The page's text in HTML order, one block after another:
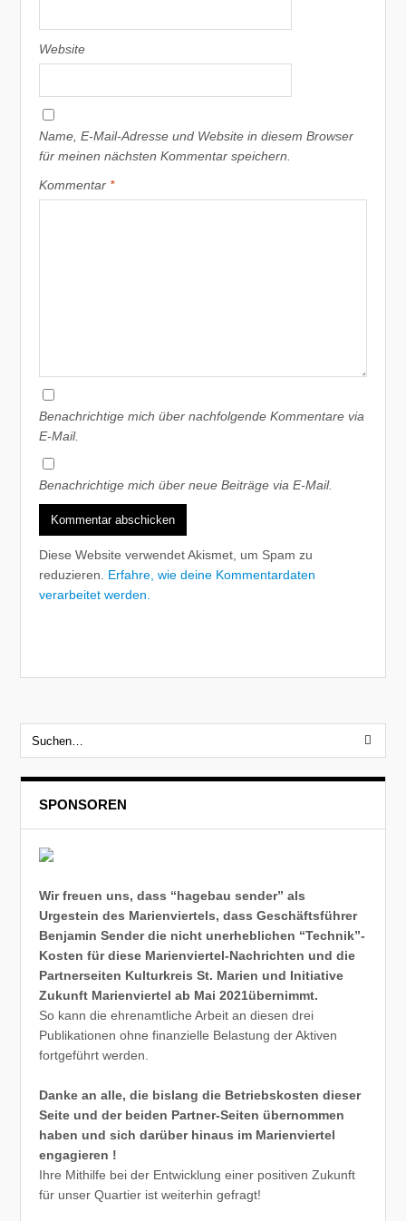
Website
Name, E-Mail-Adresse und Website in diesem Browser
für meinen nächsten Kommentar speichern.
Kommentar *
Benachrichtige mich über nachfolgende Kommentare via
E-Mail.
Benachrichtige mich über neue Beiträge via E-Mail.
Diese Website verwendet Akismet, um Spam zu
reduzieren. Erfahre, wie deine Kommentardaten
verarbeitet werden.
SPONSOREN
Wir freuen uns, dass “hagebau sender” als
Urgestein des Marienviertels, dass Geschäftsführer
Benjamin Sender die nicht unerheblichen “Technik”-
Kosten für diese Marienviertel-Nachrichten und die
Partnerseiten Kulturkreis St. Marien und Initiative
Zukunft Marienviertel ab Mai 2021übernimmt.
So kann die ehrenamtliche Arbeit an diesen drei
Publikationen ohne finanzielle Belastung der Aktiven
fortgeführt werden.
Danke an alle, die bislang die Betriebskosten dieser
Seite und der beiden Partner-Seiten übernommen
haben und sich darüber hinaus im Marienviertel
engagieren !
Ihre Mithilfe bei der Entwicklung einer positiven Zukunft
für unser Quartier ist weiterhin gefragt!